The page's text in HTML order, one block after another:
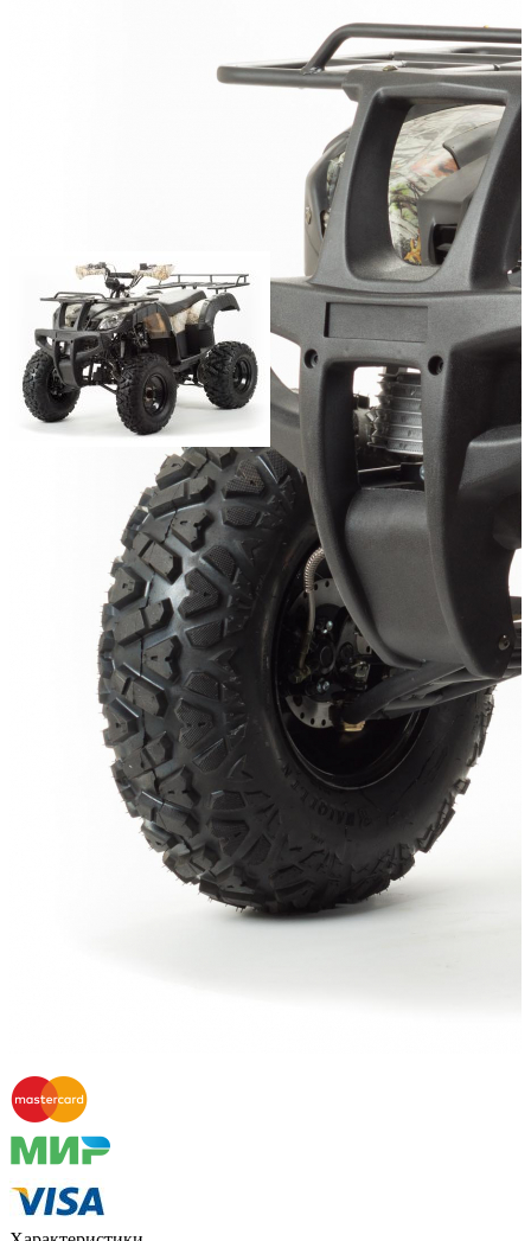
утилитарные
Мощность двигателя (л.с.):
Тип охлаждения:Воздушный
Тип трансмиссии:Механическая
Тип стартера: электрический
Масса (кг):
Добавить к сравнению
Купить в один клик
Способы оплаты